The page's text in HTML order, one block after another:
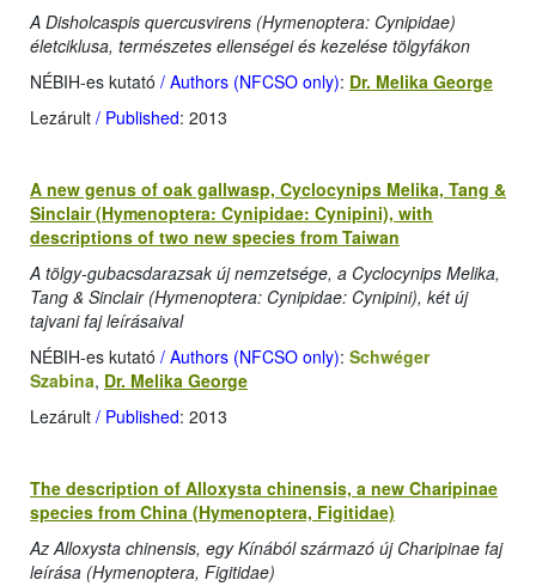
A Disholcaspis quercusvirens (Hymenoptera: Cynipidae)
életciklusa, természetes ellenségei és kezelése tölgyfákon
NÉBIH-es kutató / Authors (NFCSO only): Dr. Melika George
Lezárult / Published: 2013
A new genus of oak gallwasp, Cyclocynips Melika, Tang &
Sinclair (Hymenoptera: Cynipidae: Cynipini), with
descriptions of two new species from Taiwan
A tölgy-gubacsdarazsak új nemzetsége, a Cyclocynips Melika,
Tang & Sinclair (Hymenoptera: Cynipidae: Cynipini), két új
tajvani faj leírásaival
NÉBIH-es kutató / Authors (NFCSO only): Schwéger
Szabina, Dr. Melika George
Lezárult / Published: 2013
The description of Alloxysta chinensis, a new Charipinae
species from China (Hymenoptera, Figitidae)
Az Alloxysta chinensis, egy Kínából származó új Charipinae faj
leírása (Hymenoptera, Figitidae)